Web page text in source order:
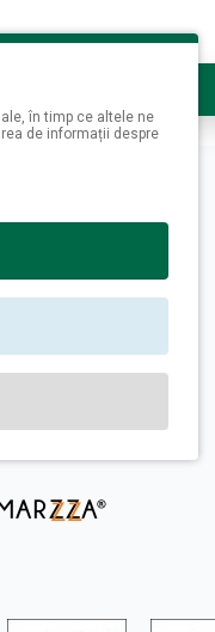
în timp ce altele ne
de informații despre